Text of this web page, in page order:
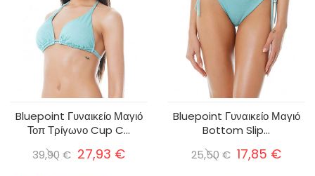
Bluepoint Γυναικείο Μαγιό
Τοπ Τρίγωνο Cup C...
39,90 € 27,93 €
Bluepoint Γυναικείο Μαγιό
Bottom Slip...
25,50 € 17,85 €